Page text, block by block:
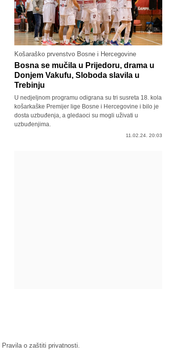
Košaraško prvenstvo Bosne i Hercegovine
Bosna se mučila u Prijedoru, drama u
Donjem Vakufu, Sloboda slavila u
Trebinju
U nedjeljnom programu odigrana su tri susreta 18. kola
košarkaške Premijer lige Bosne i Hercegovine i bilo je
dosta uzbuđenja, a gledaoci su mogli uživati u
uzbuđenjima.
11.02.24. 20:03
Pravila o zaštiti privatnosti.